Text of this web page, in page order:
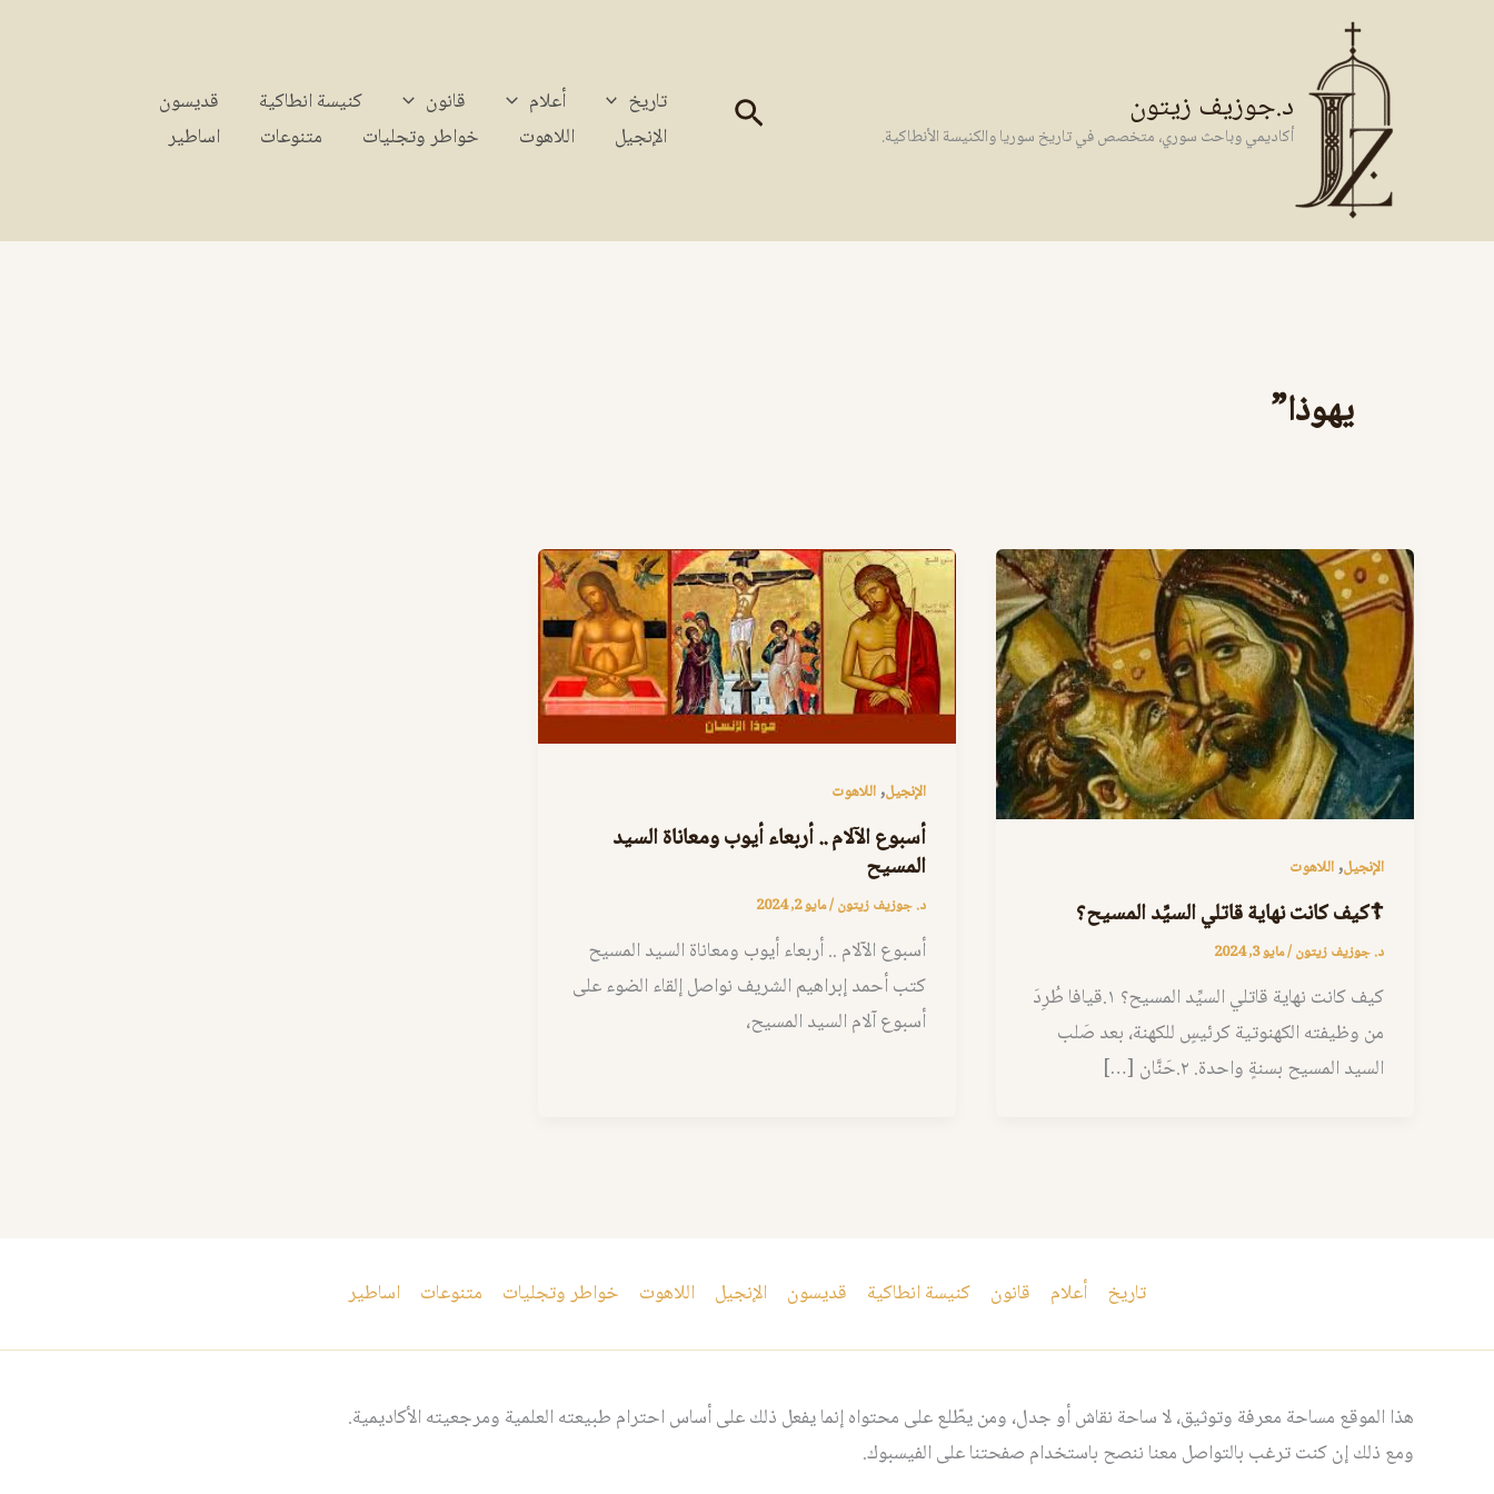
د.جوزيف زيتون
أكاديمي وباحث سوري، متخصص في تاريخ سوريا والكنيسة الأنطاكية. البحث تاريخ أعلام قانون كنيسة انطاكية
قديسون
الإنجيل
اللاهوت خواطر وتجليات متنوعات اساطير
يهوذا”
الإنجيل,اللاهوت
☦كيف كانت نهاية قاتلي السيِّد المسيح؟
د. جوزيف زيتون/مايو 3, 2024
كيف كانت نهاية قاتلي السيِّد المسيح؟ ١.قيافا طُرِدَ
من وظيفته الكهنوتية كرئيسٍ للكهنة، بعد صَلب
السيد المسيح بسنةٍ واحدة. ٢.حَنَّان […]
الإنجيل,اللاهوت
أسبوع الآلام .. أربعاء أيوب ومعاناة السيد
المسيح
د. جوزيف زيتون/مايو 2, 2024
أسبوع الآلام .. أربعاء أيوب ومعاناة السيد المسيح
كتب أحمد إبراهيم الشريف نواصل إلقاء الضوء على
أسبوع آلام السيد المسيح،
تاريخ أعلام قانون كنيسة انطاكية قديسون الإنجيل اللاهوت خواطر وتجليات متنوعات اساطير
هذا الموقع مساحة معرفة وتوثيق، لا ساحة نقاش أو جدل، ومن يطّلع على محتواه إنما يفعل ذلك على أساس احترام طبيعته العلمية ومرجعيته الأكاديمية.
ومع ذلك إن كنت ترغب بالتواصل معنا ننصح باستخدام صفحتنا على الفيسبوك.